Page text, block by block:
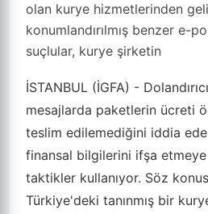
olan kurye hizmetlerinden
konumlandırılmış benzer e-
suçlular, kurye şirketin
İSTANBUL (İGFA) -
mesajlarda paketlerin ücreti
teslim edilemediğini iddia
finansal bilgilerini ifşa etmeye
taktikler kullanıyor. Söz
Türkiye'deki tanınmış bir